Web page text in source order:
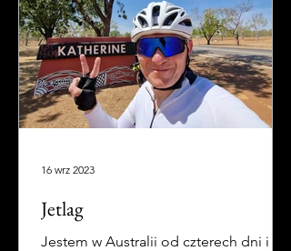
Jetlag
Jestem w Australii od czterech dni i
16 wrz 2023